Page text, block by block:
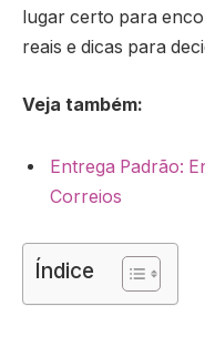
lugar certo para
reais e dicas para
Veja também:
Entrega Padrão:
Correios
Índice